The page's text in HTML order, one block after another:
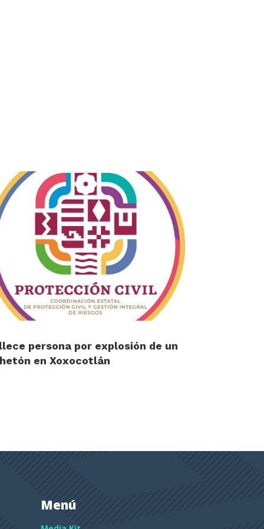
persona por explosión de un
en Xoxocotlán
Menú